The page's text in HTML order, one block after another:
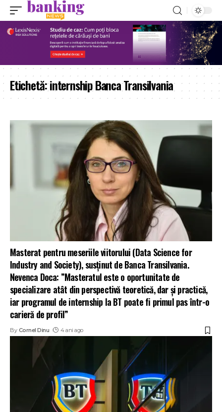
Etichetă:internship Banca Transilvania
Masterat pentru meseriile viitorului (Data Science for
Industry and Society), susținut de Banca Transilvania.
Nevenca Doca: ”Masteratul este o oportunitate de
specializare atât din perspectivă teoretică, dar și practică,
iar programul de internship la BT poate fi primul pas într-o
carieră de profil”
By Cornel Dinu 4 ani ago